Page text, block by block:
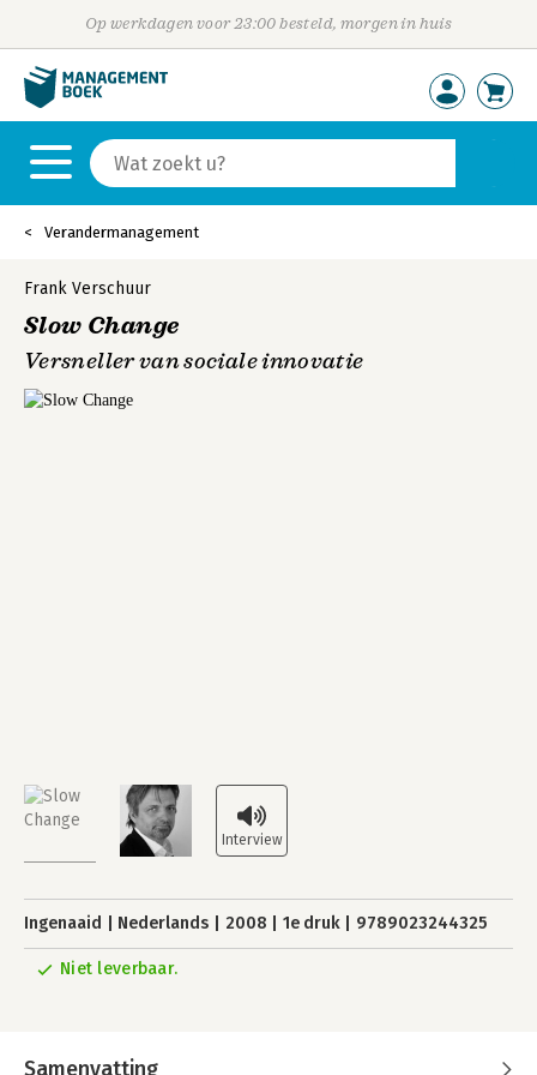
Op werkdagen voor 23:00 besteld, morgen in huis
Verandermanagement
Frank Verschuur
Slow Change
Versneller van sociale innovatie
Ingenaaid Nederlands 2008 1e druk 9789023244325
Niet leverbaar.
Samenvatting